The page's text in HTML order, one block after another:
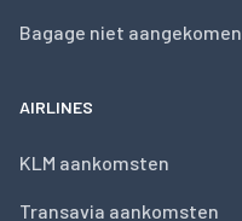
Bagage niet aangekomen
AIRLINES
KLM aankomsten
Transavia aankomsten